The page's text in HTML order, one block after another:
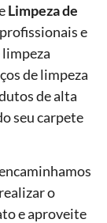
Limpeza de
e
de limpeza
de alta
seu carpete
o
e aproveite